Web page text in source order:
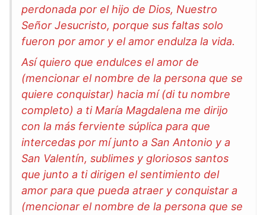
perdonada por el hijo de Dios, Nuestro
Señor Jesucristo, porque sus faltas solo
fueron por amor y el amor endulza la vida.
Así quiero que endulces el amor de
(mencionar el nombre de la persona que se
quiere conquistar) hacia mí (di tu nombre
completo) a ti María Magdalena me dirijo
con la más ferviente súplica para que
intercedas por mí junto a San Antonio y a
San Valentín, sublimes y gloriosos santos
que junto a ti dirigen el sentimiento del
amor para que pueda atraer y conquistar a
(mencionar el nombre de la persona que se